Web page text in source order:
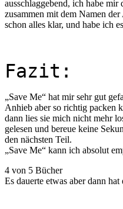
ausschlaggebend, ich habe
zusammen mit dem Namen
schon alles klar, und habe ich
Fazit:
„Save Me“ hat mir sehr gut
Anhieb aber so richtig packen
dann lies sie mich nicht mehr
gelesen und bereue keine
den nächsten Teil.
„Save Me“ kann ich absolut
4 von 5 Bücher
Es dauerte etwas aber dann